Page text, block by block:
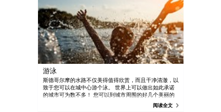
游泳
斯德哥尔摩的水路不仅美得值得欣赏，而且干净清澈，以
致于您可以在城中心游个泳。 世界上可以做出如此承诺
的城市可为数不多！ 您可以到城市周围的好几个美丽的
海滩上晒太阳和跳崖。 下面列举了几个地方供您参考：
Smedsuddsbadet Rålambshov 公园海滩的游泳海滩很
阅读全文